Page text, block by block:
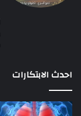
احدث الابتكارات